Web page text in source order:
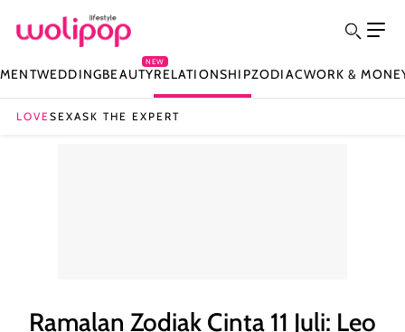
WEDDINGBEAUTY
NEW
RELATIONSHIPZODIACWORK &
LOVESEXASK THE EXPERT
Ramalan Zodiak Cinta 11 Juli: Leo